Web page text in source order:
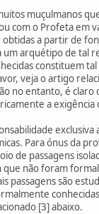
muçulmanos
com o Profeta em
a partir de
arquétipo de tal
constituem
veja o artigo
no entanto, é claro
a
Para ónus da
de passagens
que não foram
passagens são
[3] abaixo.